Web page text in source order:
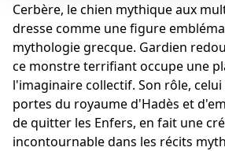
Cerbère, le chien mythique aux
dresse comme une figure
mythologie grecque. Gardien
ce monstre terrifiant occupe une
l'imaginaire collectif. Son rôle,
portes du royaume d'Hadès et
de quitter les Enfers, en fait une
incontournable dans les récits